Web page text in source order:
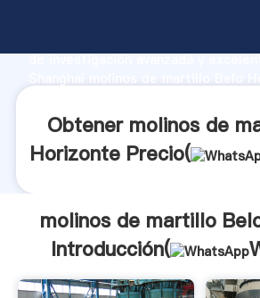
de investigación avanzada y
clientes.
Obtener molinos de
Horizonte Precio(
molinos de martillo
Introducción(